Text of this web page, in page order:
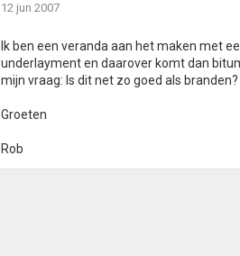
12 jun 2007
Ik ben een veranda aan het maken met
underlayment en daarover komt dan
mijn vraag: Is dit net zo goed als branden?
Groeten
Rob